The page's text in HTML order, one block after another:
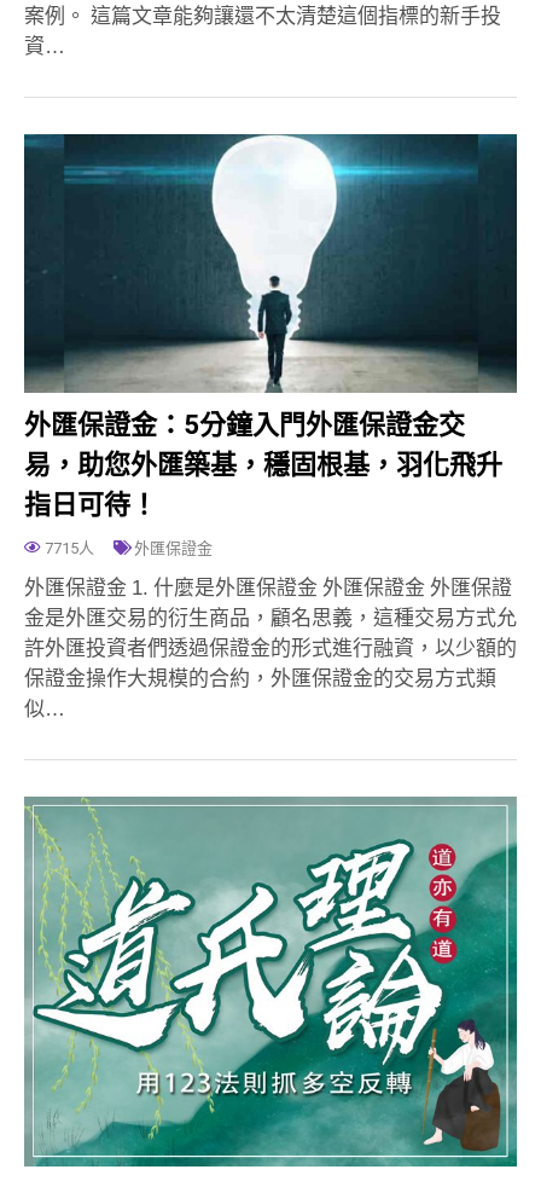
案例。 這篇文章能夠讓還不太清楚這個指標的新手投
資…
外匯保證金：5分鐘入門外匯保證金交
易，助您外匯築基，穩固根基，羽化飛升
指日可待！
7715人 外匯保證金
外匯保證金 1. 什麼是外匯保證金 外匯保證金 外匯保證
金是外匯交易的衍生商品，顧名思義，這種交易方式允
許外匯投資者們透過保證金的形式進行融資，以少額的
保證金操作大規模的合約，外匯保證金的交易方式類
似…